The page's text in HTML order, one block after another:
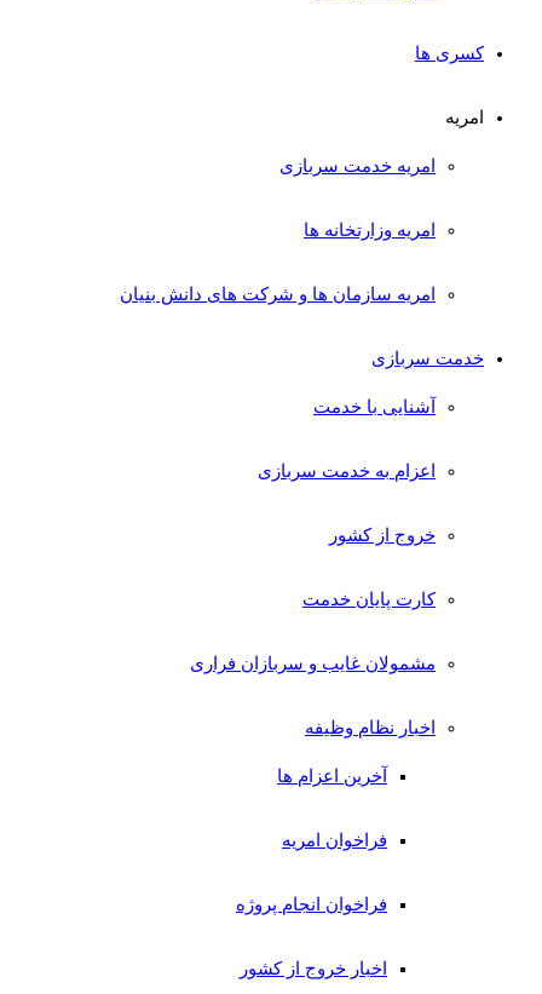
کسری ها
امریه
امریه خدمت سربازی
امریه وزارتخانه ها
امریه سازمان ها و شرکت های دانش بنیان
خدمت سربازی
آشنایی با خدمت
اعزام به خدمت سربازی
خروج از کشور
کارت پایان خدمت
مشمولان غایب و سربازان فراری
اخبار نظام وظیفه
آخرین اعزام ها
فراخوان امریه
فراخوان انجام پروژه
اخبار خروج از کشور